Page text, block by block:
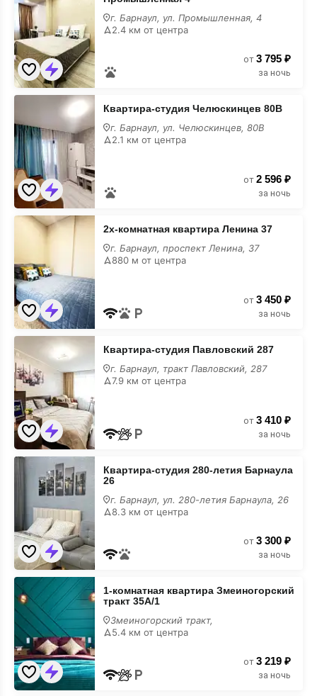
Промышленная
для
вечеринки
г. Барнаул, ул. Промышленная, 4
2.4 км от центра
от 3 795 ₽
за ночь
Квартира-
Челюскинцев
80В
для
вечеринки
Квартира-студия Челюскинцев 80В
г. Барнаул, ул. Челюскинцев, 80В
2.1 км от центра
от 2 596 ₽
за ночь
2х-
комнатная
37
для
вечеринки
2х-комнатная квартира Ленина 37
г. Барнаул, проспект Ленина, 37
880 м от центра
от 3 450 ₽
за ночь
Квартира-
студия
Павловский
287
для
вечеринки
Квартира-студия Павловский 287
г. Барнаул, тракт Павловский, 287
7.9 км от центра
от 3 410 ₽
за ночь
Квартира-
студия
летия
Барнаула
для
вечеринки
Квартира-студия 280-летия Барнаула
26
г. Барнаул, ул. 280-летия Барнаула, 26
8.3 км от центра
от 3 300 ₽
за ночь
1-
комнатная
квартира
Змеиногорский
тракт
35А/1
для
вечеринки
1-комнатная квартира Змеиногорский
тракт 35А/1
Змеиногорский тракт,
5.4 км от центра
от 3 219 ₽
за ночь